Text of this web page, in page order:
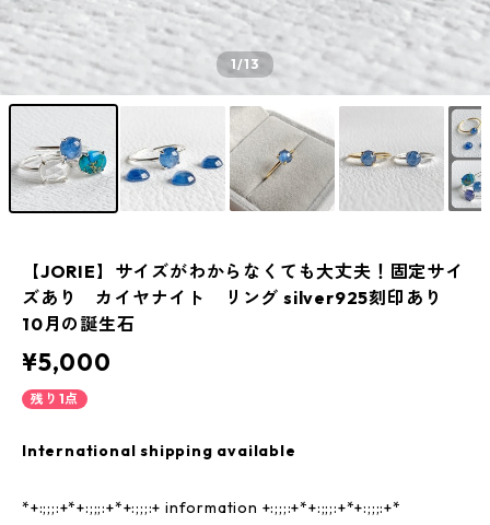
1/13
【JORIE】サイズがわからなくても大丈夫！固定サイ
ズあり カイヤナイト リング silver925刻印あり
10月の誕生石
¥5,000
残り1点
International shipping available
*+:;;;:+*+:;;;:+*+:;;;:+ information +:;;;:+*+:;;;:+*+:;;;:+*